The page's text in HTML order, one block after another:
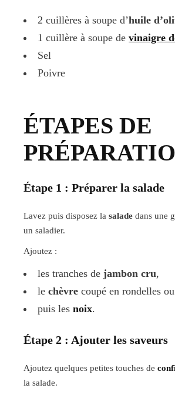
2 cuillères à soupe d’huile
1 cuillère à soupe devinaigre
Sel
Poivre
ÉTAPES DE
Étape 1 : Préparer la salade
Lavez puis disposez la salade dans une
un saladier.
Ajoutez :
les tranches de jambon cru,
lechèvre coupé en rondelles
puis lesnoix.
Étape 2 : Ajouter les saveurs
Ajoutez quelques petites touches de
la salade.